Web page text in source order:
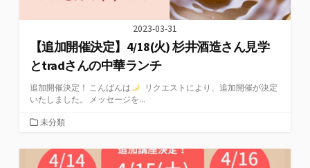
2023-03-31
【追加開催決定】4/18(火) 杉井酒造さん見学
とtradさんの中華ランチ
追加開催決定！ こんばんは
リクエストにより、追加開催が決定
いたしました。 メッセージを...
カ
ゴ
リ
未分類